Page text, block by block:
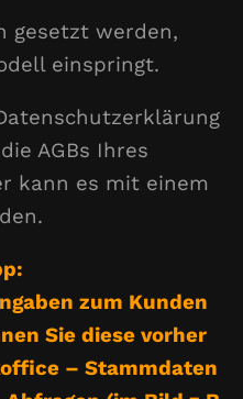
gesetzt werden,
einspringt.
AGBs Ihres
kann es mit einem
zum Kunden
Sie diese vorher
– Stammdaten